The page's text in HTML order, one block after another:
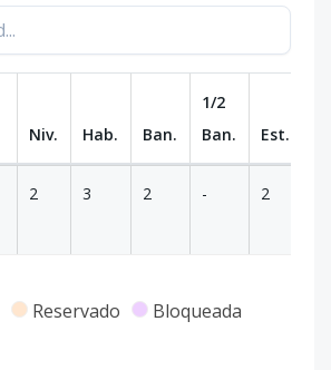
Niv. Hab. Ban.
1/2
Ban.
Est.
2 3 2 - 2
Reservado Bloqueada